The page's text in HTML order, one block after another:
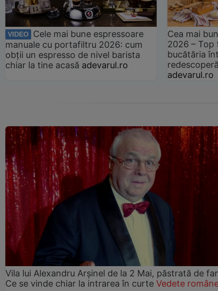
VIDEO
Cele mai bune espressoare
manuale cu portafiltru 2026: cum
obții un espresso de nivel barista
chiar la tine acasă adevarul.ro
Cea mai
2026 –
bucătăria
adevarul.ro
Vila lui Alexandru Arșinel de la 2 Mai, păstrată de
Ce se vinde chiar la intrarea în curte Vedete